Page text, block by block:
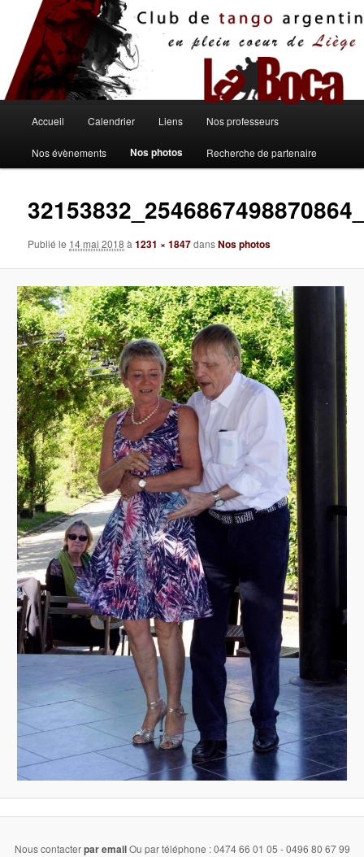
contenu
principal
principal
Accueil Calendrier Liens Nos professeurs
Nos évènements Nos photos Recherche de partenaire
Publié le 14 mai 2018 à1231 × 1847dansNos photos
Nous contacterpar emailOu par téléphone : 0474 66 01 05 - 0496 80 67 99